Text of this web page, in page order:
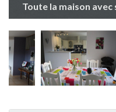
Toute la maison